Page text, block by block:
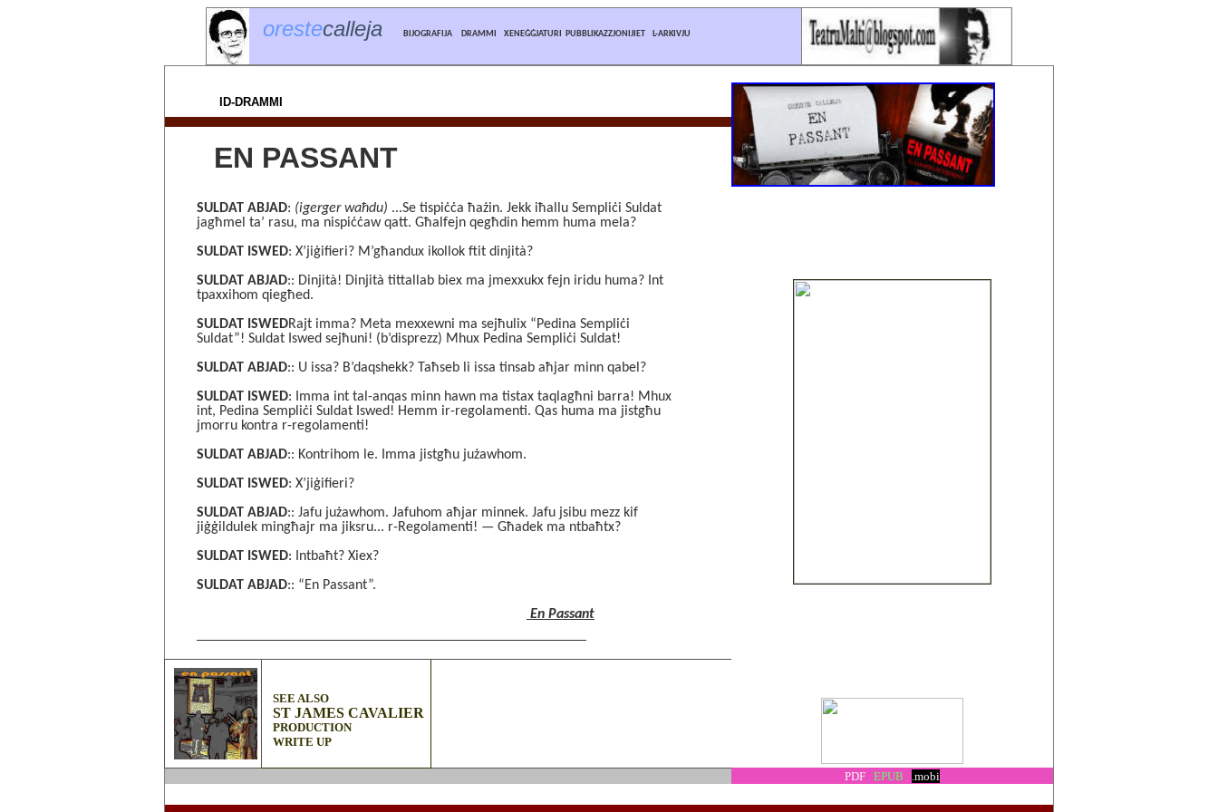
orestecalleja B IJOGRAFIJA DRAMMI XENEĠĠJATURI PUBBLIKAZZJONIJIET L-ARKIVJU
ID-DRAMMI
EN PASSANT
SULDAT ABJAD: (igerger waħdu) ...Se tispiċċa ħażin. Jekk iħallu Sempliċi Suldat
jagħmel ta’ rasu, ma nispiċċaw qatt. Għalfejn qegħdin hemm huma mela?
SULDAT ISWED: X’jiġifieri? M’għandux ikollok ftit dinjità?
SULDAT ABJAD:: Dinjità! Dinjità tittallab biex ma jmexxukx fejn iridu huma? Int
tpaxxihom qiegħed.
SULDAT ISWEDRajt imma? Meta mexxewni ma sejħulix “Pedina Sempliċi
Suldat”! Suldat Iswed sejħuni! (b’disprezz) Mhux Pedina Sempliċi Suldat!
SULDAT ABJAD:: U issa? B’daqshekk? Taħseb li issa tinsab aħjar minn qabel?
SULDAT ISWED: Imma int tal-anqas minn hawn ma tistax taqlagħni barra! Mhux
int, Pedina Sempliċi Suldat Iswed! Hemm ir-regolamenti. Qas huma ma jistgħu
jmorru kontra r-regolamenti!
SULDAT ABJAD:: Kontrihom le. Imma jistgħu jużawhom.
SULDAT ISWED: X’jiġifieri?
SULDAT ABJAD:: Jafu jużawhom. Jafuhom aħjar minnek. Jafu jsibu mezz kif
jiġġildulek mingħajr ma jiksru... r-Regolamenti! — Għadek ma ntbaħtx?
SULDAT ISWED: Intbaħt? Xiex?
SULDAT ABJAD:: “En Passant”.
En Passant
SEE ALSO
ST JAMES CAVALIER
PRODUCTION
WRITE UP
PDF EPUB .mobi